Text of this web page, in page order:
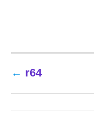
r64